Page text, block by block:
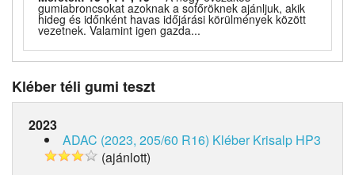
gumiabroncsokat azoknak a sofőröknek ajánljuk, akik
hideg és időnként havas időjárási körülmények között
vezetnek. Valamint igen gazda...
Kléber téli gumi teszt
2023
ADAC (2023, 205/60 R16) Kléber Krisalp HP3
(ajánlott)